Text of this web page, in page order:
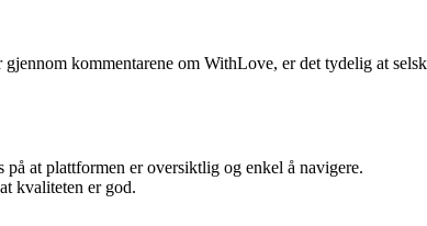
kommentarene om WithLove, er det tydelig at
at plattformen er oversiktlig og enkel å navigere.
kvaliteten er god.